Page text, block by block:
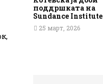
поддршката на
Sundance Institute
25 март, 2026